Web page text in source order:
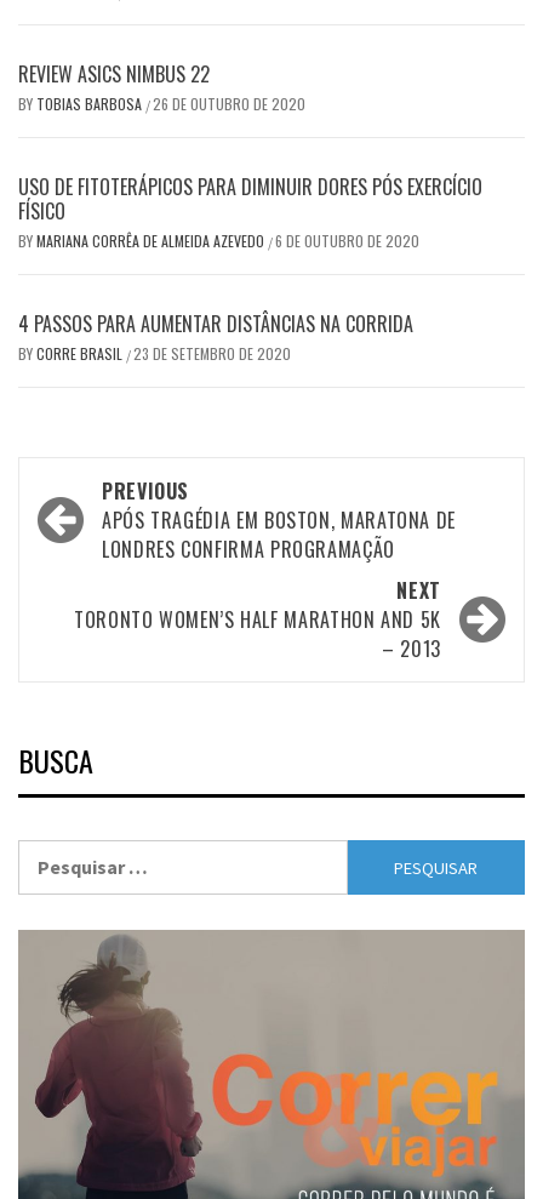
REVIEW ASICS NIMBUS 22
BY TOBIAS BARBOSA /26 DE OUTUBRO DE 2020
USO DE FITOTERÁPICOS PARA DIMINUIR DORES PÓS EXERCÍCIO
FÍSICO
BYMARIANA CORRÊA DE ALMEIDA AZEVEDO /6 DE OUTUBRO DE 2020
4 PASSOS PARA AUMENTAR DISTÂNCIAS NA CORRIDA
BYCORRE BRASIL /23 DE SETEMBRO DE 2020
Post
navigation
PREVIOUS
APÓS TRAGÉDIA EM BOSTON, MARATONA DE
LONDRES CONFIRMA PROGRAMAÇÃO
NEXT
TORONTO WOMEN’S HALF MARATHON AND 5K
– 2013
BUSCA